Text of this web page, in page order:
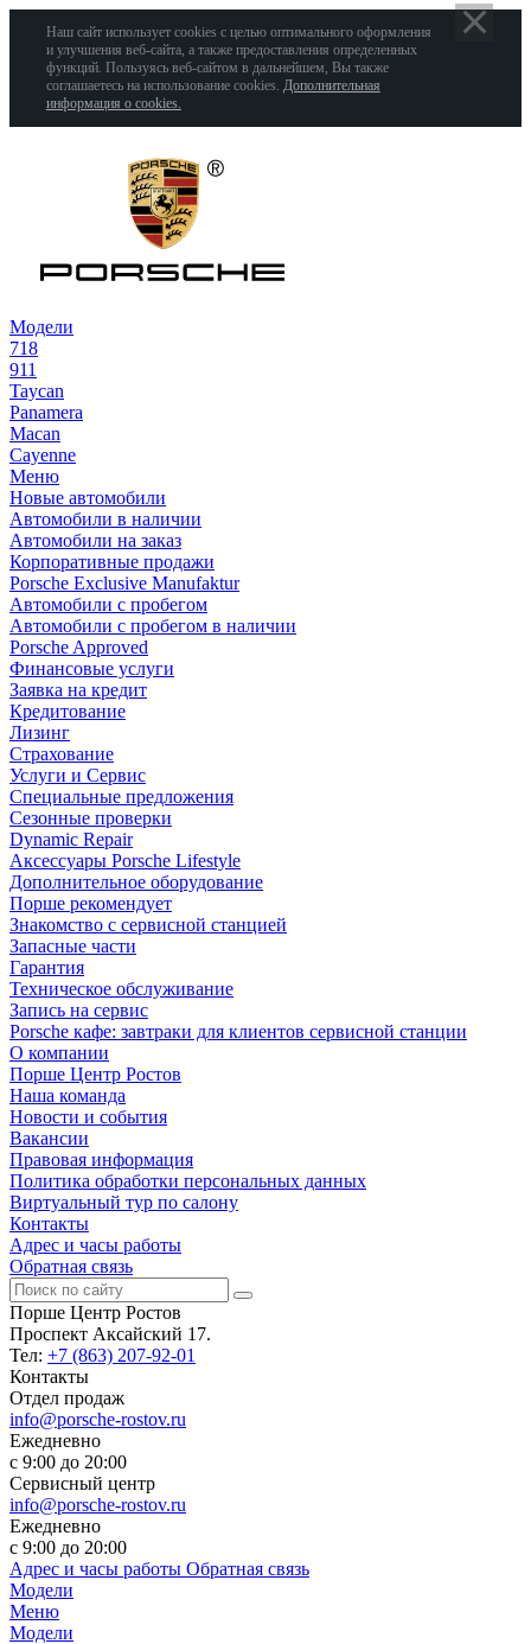
Наш сайт использует cookies с целью оптимального оформления
и улучшения веб-сайта, а также предоставления определенных
функций. Пользуясь веб-сайтом в дальнейшем, Вы также
соглашаетесь на использование cookies. Дополнительная
информация о cookies.
Модели
718
911
Taycan
Panamera
Macan
Cayenne
Меню
Новые автомобили
Автомобили в наличии
Автомобили на заказ
Корпоративные продажи
Porsche Exclusive Manufaktur
Автомобили с пробегом
Автомобили с пробегом в наличии
Porsche Approved
Финансовые услуги
Заявка на кредит
Кредитование
Лизинг
Страхование
Услуги и Сервис
Специальные предложения
Сезонные проверки
Dynamic Repair
Аксессуары Porsche Lifestyle
Дополнительное оборудование
Порше рекомендует
Знакомство с сервисной станцией
Запасные части
Гарантия
Техническое обслуживание
Запись на сервис
Porsche кафе: завтраки для клиентов сервисной станции
О компании
Порше Центр Ростов
Наша команда
Новости и события
Вакансии
Правовая информация
Политика обработки персональных данных
Виртуальный тур по салону
Контакты
Адрес и часы работы
Обратная связь
Порше Центр Ростов
Проспект Аксайский 17.
Тел: +7 (863) 207-92-01
Контакты
Отдел продаж
info@porsche-rostov.ru
Ежедневно
с 9:00 до 20:00
Сервисный центр
info@porsche-rostov.ru
Ежедневно
с 9:00 до 20:00
Адрес и часы работы Обратная связь
Модели
Меню
Модели